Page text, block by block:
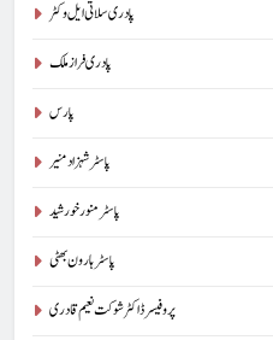
پادری سلاتی ایل وکٹر
پادری فراز ملک
پارس
پاسٹر شہزاد منیر
پاسٹر منور خورشید
پاسٹر ہارون بھٹی
پروفیسر ڈاکٹر شوکت نعیم قادری